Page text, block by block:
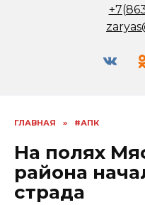
ГЛАВНАЯ » #АПК
На полях
района
страда